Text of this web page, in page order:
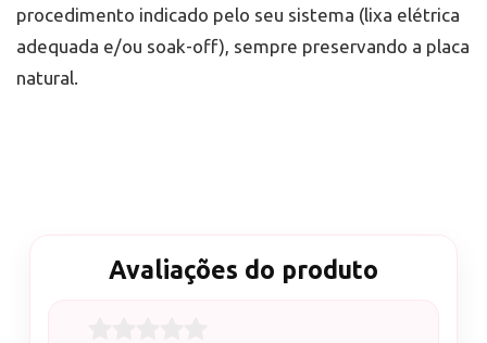
procedimento indicado pelo seu sistema (lixa elétrica
adequada e/ou soak-off), sempre preservando a placa
natural.
Avaliações do produto